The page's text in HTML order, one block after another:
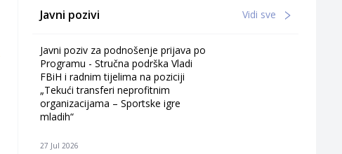
Javni pozivi Vidi sve
Javni poziv za podnošenje prijava po
Programu - Stručna podrška Vladi
FBiH i radnim tijelima na poziciji
„Tekući transferi neprofitnim
organizacijama – Sportske igre
mladih“
27 Jul 2026